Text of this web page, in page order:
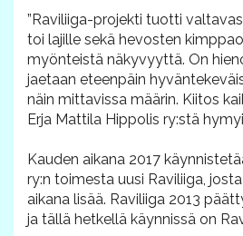
”Raviliiga-projekti tuotti
toi lajille sekä hevosten
myönteistä näkyvyyttä. On
jaetaan eteenpäin
näin mittavissa määrin. Kiitos
Erja Mattila Hippolis ry:stä
Kauden aikana 2017
ry:n toimesta uusi Raviliiga,
aikana lisää. Raviliiga 2013
ja tällä hetkellä käynnissä on